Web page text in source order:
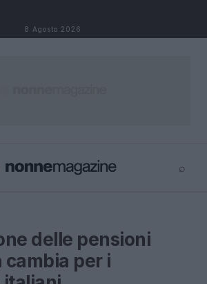
8 Agosto 2026
⌕
delle pensioni
cambia per i